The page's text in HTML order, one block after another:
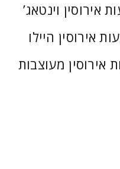
אירוסין וינטאג’
אירוסין היילו
אירוסין מעוצבות